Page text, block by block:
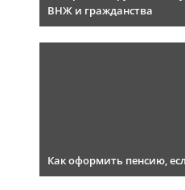
ВНЖ и гражданства
Как оформить пенсию,